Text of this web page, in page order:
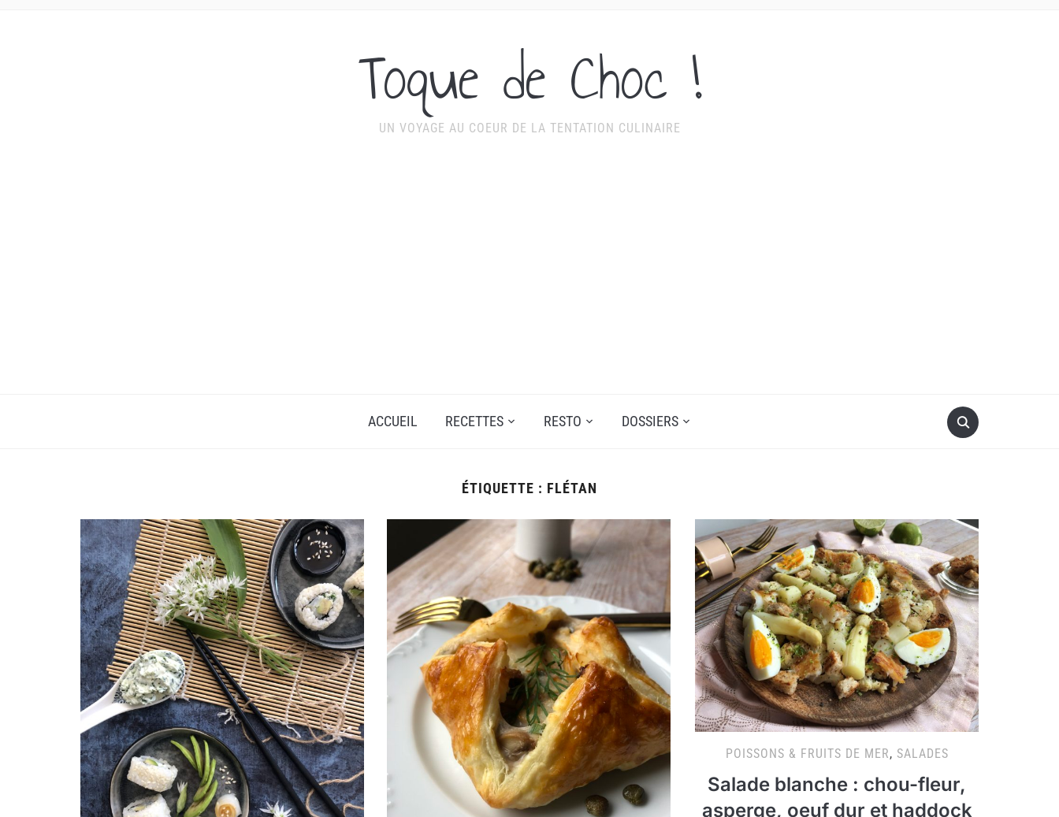
Toque de Choc !
UN VOYAGE AU COEUR DE LA TENTATION CULINAIRE
ACCUEIL RECETTES RESTO DOSSIERS
ÉTIQUETTE : FLÉTAN
POISSONS & FRUITS DE MER, SALADES
Salade blanche : chou-fleur,
asperge, oeuf dur et haddock